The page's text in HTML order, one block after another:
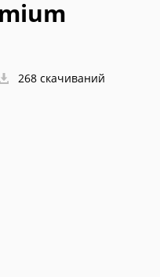
268 скачиваний